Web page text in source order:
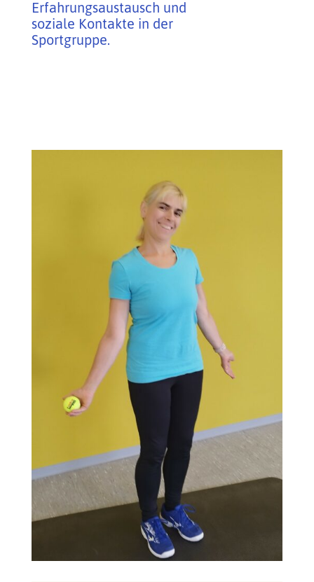
Erfahrungsaustausch und
soziale Kontakte in der
Sportgruppe.